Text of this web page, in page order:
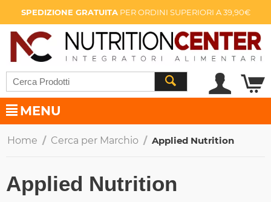
SPEDIZIONE GRATUITAPER ORDINI SUPERIORI A 39,90€
MENU
Home / Cerca per Marchio / Applied Nutrition
Applied Nutrition